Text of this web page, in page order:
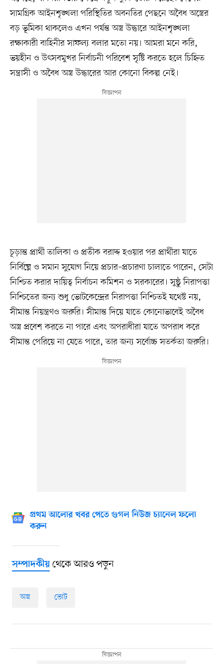
সামগ্রিক আইনশৃঙ্খলা পরিস্থিতির অবনতির পেছনে অবৈধ অস্ত্রের
বড় ভূমিকা থাকলেও এখন পর্যন্ত অস্ত্র উদ্ধারে আইনশৃঙ্খলা
রক্ষাকারী বাহিনীর সাফল্য বলার মতো নয়। আমরা মনে করি,
ভয়হীন ও উৎসবমুখর নির্বাচনী পরিবেশ সৃষ্টি করতে হলে চিহ্নিত
সন্ত্রাসী ও অবৈধ অস্ত্র উদ্ধারের আর কোনো বিকল্প নেই।
চূড়ান্ত প্রার্থী তালিকা ও প্রতীক বরাদ্দ হওয়ার পর প্রার্থীরা যাতে
নির্বিঘ্নে ও সমান সুযোগ নিয়ে প্রচার–প্রচারণা চালাতে পারেন, সেটা
নিশ্চিত করার দায়িত্ব নির্বাচন কমিশন ও সরকারের। সুষ্ঠু নিরাপত্তা
নিশ্চিতের জন্য শুধু ভোটকেন্দ্রের নিরাপত্তা নিশ্চিতই যথেষ্ট নয়,
সীমান্ত নিয়ন্ত্রণও জরুরি। সীমান্ত দিয়ে যাতে কোনোভাবেই অবৈধ
অস্ত্র প্রবেশ করতে না পারে এবং অপরাধীরা যাতে অপরাধ করে
সীমান্ত পেরিয়ে না যেতে পারে, তার জন্য সর্বোচ্চ সতর্কতা জরুরি।
প্রথম আলোর খবর পেতে গুগল নিউজ চ্যানেল ফলো
করুন
সম্পাদকীয়থেকে আরও পড়ুন
অস্ত্র ভোট